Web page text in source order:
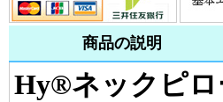
商品の説明
Hy®ネックピロ